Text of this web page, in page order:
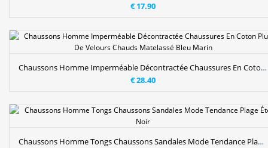
€ 17.90
Chaussons Homme Imperméable Décontractée Chaussures En Coton Plus De Velours Chauds Matelassé Bleu Marin
€ 28.40
Chaussons Homme Tongs Chaussons Sandales Mode Tendance Plage Été Noir